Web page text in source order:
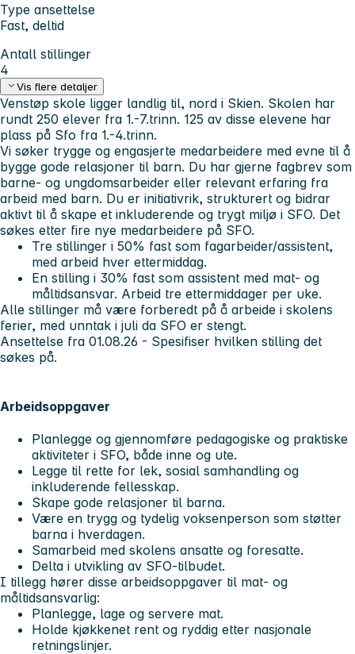
Type ansettelse
Fast, deltid
Antall stillinger
4
Vis flere detaljer
Venstøp skole ligger landlig til, nord i Skien. Skolen har
rundt 250 elever fra 1.-7.trinn. 125 av disse elevene har
plass på Sfo fra 1.-4.trinn.
Vi søker trygge og engasjerte medarbeidere med evne til å
bygge gode relasjoner til barn. Du har gjerne fagbrev som
barne- og ungdomsarbeider eller relevant erfaring fra
arbeid med barn. Du er initiativrik, strukturert og bidrar
aktivt til å skape et inkluderende og trygt miljø i SFO. Det
søkes etter fire nye medarbeidere på SFO.
Tre stillinger i 50% fast som fagarbeider/assistent,
med arbeid hver ettermiddag.
En stilling i 30% fast som assistent med mat- og
måltidsansvar. Arbeid tre ettermiddager per uke.
Alle stillinger må være forberedt på å arbeide i skolens
ferier, med unntak i juli da SFO er stengt.
Ansettelse fra 01.08.26 - Spesifiser hvilken stilling det
søkes på.
Arbeidsoppgaver
Planlegge og gjennomføre pedagogiske og praktiske
aktiviteter i SFO, både inne og ute.
Legge til rette for lek, sosial samhandling og
inkluderende fellesskap.
Skape gode relasjoner til barna.
Være en trygg og tydelig voksenperson som støtter
barna i hverdagen.
Samarbeid med skolens ansatte og foresatte.
Delta i utvikling av SFO-tilbudet.
I tillegg hører disse arbeidsoppgaver til mat- og
måltidsansvarlig:
Planlegge, lage og servere mat.
Holde kjøkkenet rent og ryddig etter nasjonale
retningslinjer.